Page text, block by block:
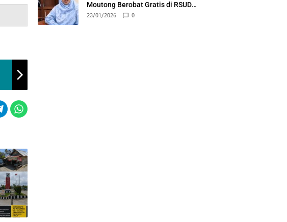
Moutong Berobat Gratis di RSUD
Anuntaloko Parigi
23/01/2026 0